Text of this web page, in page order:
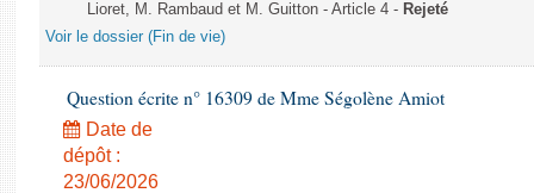
Lioret, M. Rambaud et M. Guitton - Article 4 - Rejeté
Voir le dossier (Fin de vie)
Question écrite n° 16309 de Mme Ségolène Amiot
Date de
dépôt :
23/06/2026